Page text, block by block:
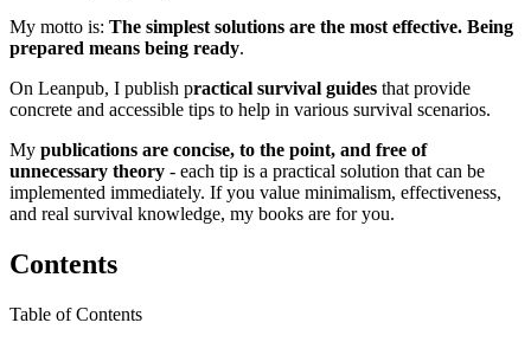
My motto is: The simplest solutions are the most effective. Being
prepared means being ready.
On Leanpub, I publish practical survival guides that provide
concrete and accessible tips to help in various survival scenarios.
My publications are concise, to the point, and free of
unnecessary theory - each tip is a practical solution that can be
implemented immediately. If you value minimalism, effectiveness,
and real survival knowledge, my books are for you.
Contents
Table of Contents